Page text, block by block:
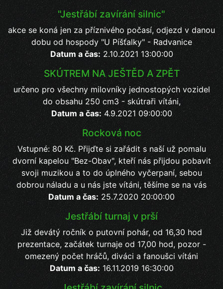
"Jestřábí zavírání silnic"
akce se koná jen za příznivého počasí, odjezd v danou
dobu od hospody "U Píšťalky" - Radvanice
Datum a čas: 2.10.2021 13:00:00
SKÚTREM NA JEŠTĚD A ZPĚT
určeno pro všechny milovníky jednostopých vozidel
do obsahu 250 cm3 - skútraři vítáni,
Datum a čas: 4.9.2021 09:00:00
Rocková noc
Vstupné: 80 Kč. Přijďte si zařádit s naší už pomalu
dvorní kapelou "Bez-Obav", kteří nás přijdou pobavit
svoji muzikou a to do úplného vyčerpaní, sebou
dobrou náladu a u nás jste vítáni, těšíme se na vás
Datum a čas: 25.7.2020 20:00:00
Jestřábí turnaj v prší
Již devátý ročník o putovní pohár, od 16,30 hod
prezentace, začátek turnaje od 17,00 hod, pozor -
omezený počet hráčů, diváci a fanoušci vítáni
Datum a čas: 16.11.2019 16:30:00